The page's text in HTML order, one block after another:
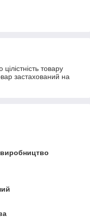
товару
застахований на